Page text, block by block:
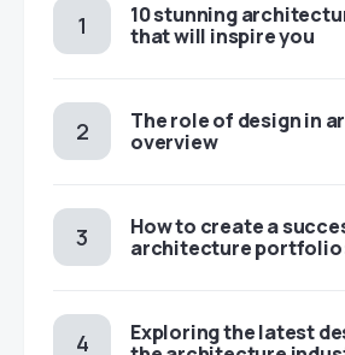
10 stunning
that will inspire you
The role of design in
overview
How to create a
architecture
Exploring the latest